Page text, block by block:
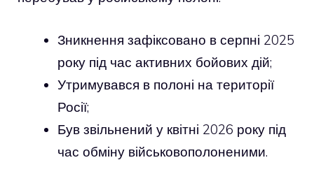
Зникнення зафіксовано в серпні 2025
року під час активних бойових дій;
Утримувався в полоні на території
Росії;
Був звільнений у квітні 2026 року під
час обміну військовополоненими.